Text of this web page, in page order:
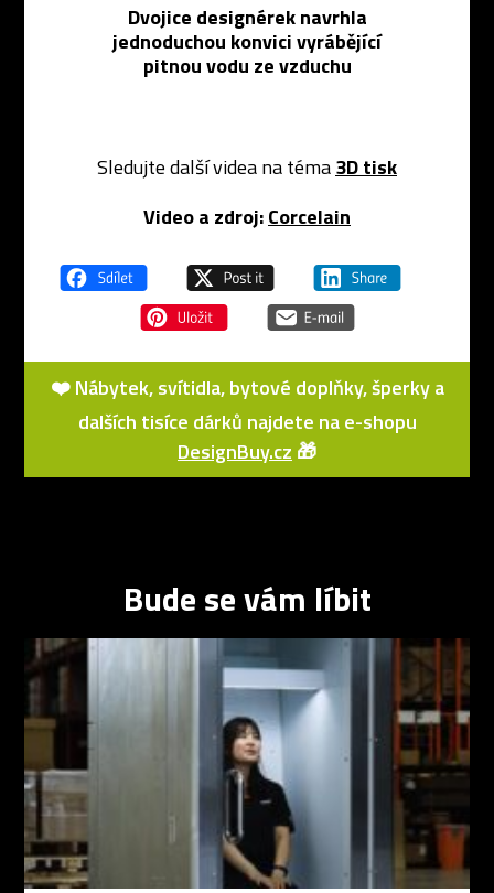
Dvojice designérek navrhla
jednoduchou konvici vyrábějící
pitnou vodu ze vzduchu
Sledujte další videa na téma3D tisk
Video a zdroj:Corcelain
❤️ Nábytek, svítidla, bytové doplňky, šperky a
dalších tisíce dárků najdete na e-shopu
DesignBuy.cz 🎁
Bude se vám líbit